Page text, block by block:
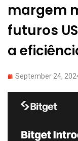
margem
futuros
a
September 24,